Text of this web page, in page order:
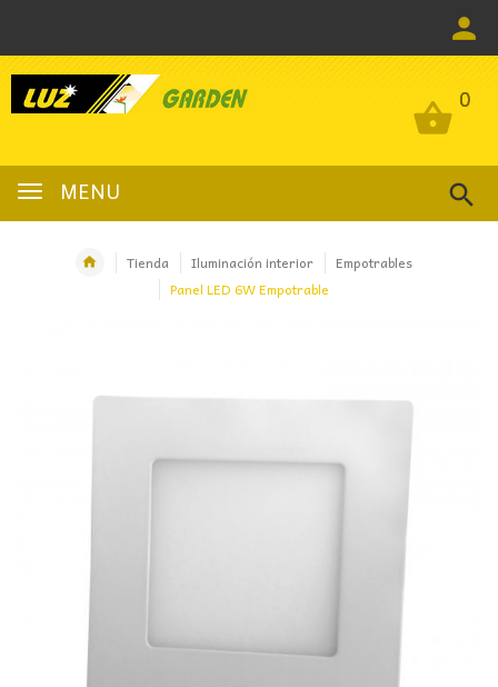
0
MENU
0
Tienda Iluminación interior
Empotrables
Panel LED 6W Empotrable